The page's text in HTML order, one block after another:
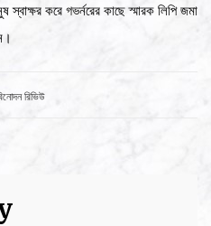
করে গভর্নরের কাছে স্মারক লিপি জমা
রিভিউ